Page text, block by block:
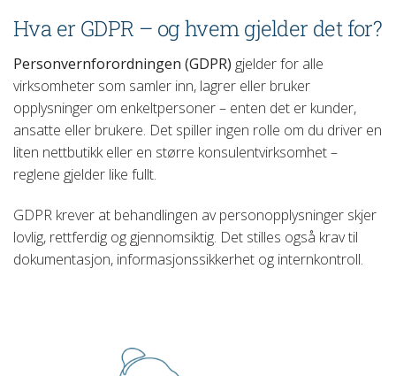
Hva er GDPR – og hvem gjelder det for?
Personvernforordningen (GDPR) gjelder for alle
virksomheter som samler inn, lagrer eller bruker
opplysninger om enkeltpersoner – enten det er kunder,
ansatte eller brukere. Det spiller ingen rolle om du driver en
liten nettbutikk eller en større konsulentvirksomhet –
reglene gjelder like fullt.
GDPR krever at behandlingen av personopplysninger skjer
lovlig, rettferdig og gjennomsiktig. Det stilles også krav til
dokumentasjon, informasjonssikkerhet og internkontroll.